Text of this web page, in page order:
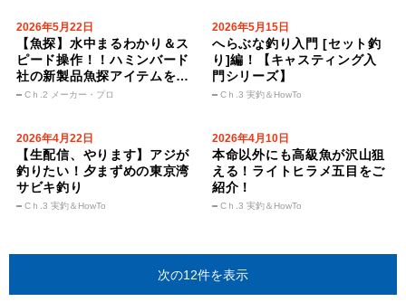
2026年5月22日
【魚探】水中まるわかり＆ス
ピード操作！！ハミンバード
社の新製品魚探アイテムをご
紹介！！【HUMMINBIRD】
Cｈ.2 メーカー・プロ
2026年5月15日
へらぶな釣り入門 [セット釣
り]編！【キャスティング入
門シリーズ】
Cｈ.3 実釣＆HowTo
2026年4月22日
【生配信、やります】アジが
釣りたい！夕まずめの東京湾
サビキ釣り
Cｈ.3 実釣＆HowTo
2026年4月10日
本命以外にも高級魚が沢山狙
える！ライトヒラメ五目をご
紹介！
Cｈ.3 実釣＆HowTo
次の12件を表示